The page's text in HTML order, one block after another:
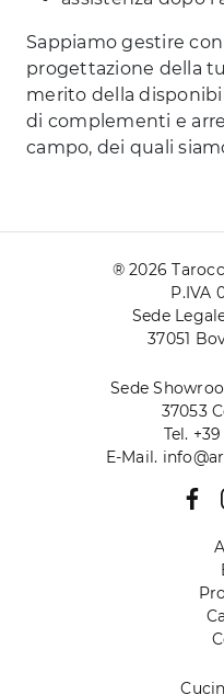
Sappiamo gestire
progettazione della
merito della
di complementi e
campo, dei quali
® 2026
P.IVA
Sede
37051
Sede
37053
Tel.
E-Mail.